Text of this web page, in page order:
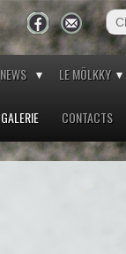
NEWS LE MÖLKKY
GALERIE CONTACTS